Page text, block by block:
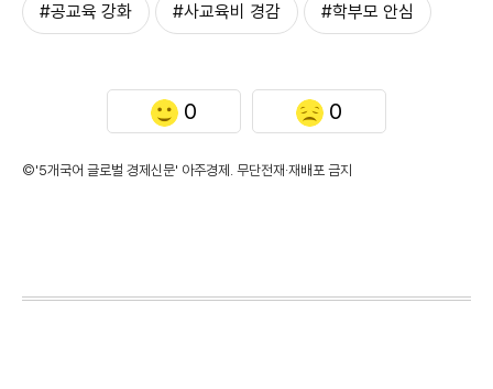
#공교육 강화 #사교육비 경감 #학부모 안심
0 0
©'5개국어 글로벌 경제신문' 아주경제. 무단전재·재배포 금지